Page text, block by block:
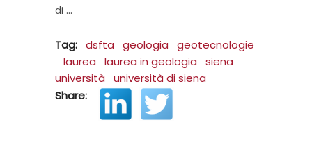
di
Tag: dsfta geologia
geotecnologie
laurea
laurea in geologia
siena
università
università di siena
Share: